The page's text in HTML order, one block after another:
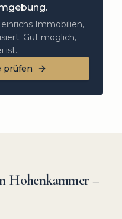
Immobilien,
Gut möglich,
ist.
prüfen
Hohenkammer –